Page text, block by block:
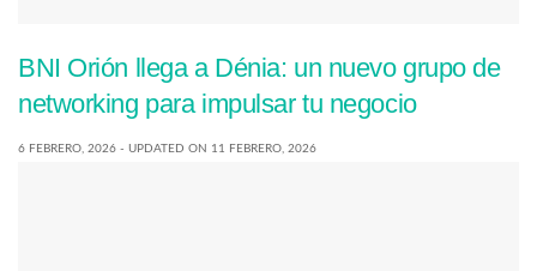
BNI Orión llega a Dénia: un nuevo grupo de
networking para impulsar tu negocio
6 FEBRERO, 2026 - UPDATED ON 11 FEBRERO, 2026